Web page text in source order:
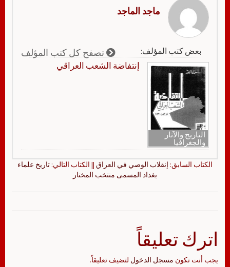
ماجد الماجد
بعض كتب المؤلف: تصفح كل كتب المؤلف
التاريخ والآثار
والجغرافيا
إنتفاضة الشعب العراقي
الكتاب السابق: إنقلاب الوصي في العراق || الكتاب التالي: تاريخ علماء
بغداد المسمى منتخب المختار
اترك تعليقاً
يجب أنت تكون مسجل الدخول لتضيف تعليقاً.